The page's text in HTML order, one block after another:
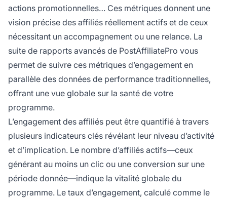
actions promotionnelles… Ces métriques donnent une
vision précise des affiliés réellement actifs et de ceux
nécessitant un accompagnement ou une relance. La
suite de rapports avancés de PostAffiliatePro vous
permet de suivre ces métriques d’engagement en
parallèle des données de performance traditionnelles,
offrant une vue globale sur la santé de votre
programme.
L’engagement des affiliés peut être quantifié à travers
plusieurs indicateurs clés révélant leur niveau d’activité
et d’implication. Le nombre d’affiliés actifs—ceux
générant au moins un clic ou une conversion sur une
période donnée—indique la vitalité globale du
programme. Le taux d’engagement, calculé comme le